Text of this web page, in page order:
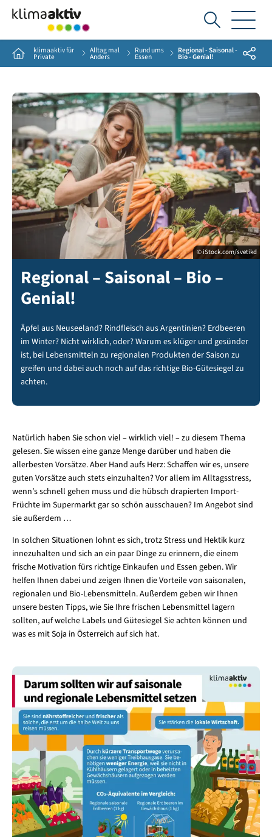
Ich
suche...
Home klimaaktiv für
Private
Alltag mal
Anders
Rund ums
Essen
Regional - Saisonal -
Bio - Genial! Share
© iStock.com/svetikd
Regional – Saisonal – Bio –
Genial!
Äpfel aus Neuseeland? Rindfleisch aus Argentinien? Erdbeeren
im Winter? Nicht wirklich, oder? Warum es klüger und gesünder
ist, bei Lebensmitteln zu regionalen Produkten der Saison zu
greifen und dabei auch noch auf das richtige Bio-Gütesiegel zu
achten.
Natürlich haben Sie schon viel – wirklich viel! – zu diesem Thema
gelesen. Sie wissen eine ganze Menge darüber und haben die
allerbesten Vorsätze. Aber Hand aufs Herz: Schaffen wir es, unsere
guten Vorsätze auch stets einzuhalten? Vor allem im Alltagsstress,
wenn’s schnell gehen muss und die hübsch drapierten Import-
Früchte im Supermarkt gar so schön ausschauen? Im Angebot sind
sie außerdem …
In solchen Situationen lohnt es sich, trotz Stress und Hektik kurz
innezuhalten und sich an ein paar Dinge zu erinnern, die einem
frische Motivation fürs richtige Einkaufen und Essen geben. Wir
helfen Ihnen dabei und zeigen Ihnen die Vorteile von saisonalen,
regionalen und Bio-Lebensmitteln. Außerdem geben wir Ihnen
unsere besten Tipps, wie Sie Ihre frischen Lebensmittel lagern
sollten, auf welche Labels und Gütesiegel Sie achten können und
was es mit Soja in Österreich auf sich hat.